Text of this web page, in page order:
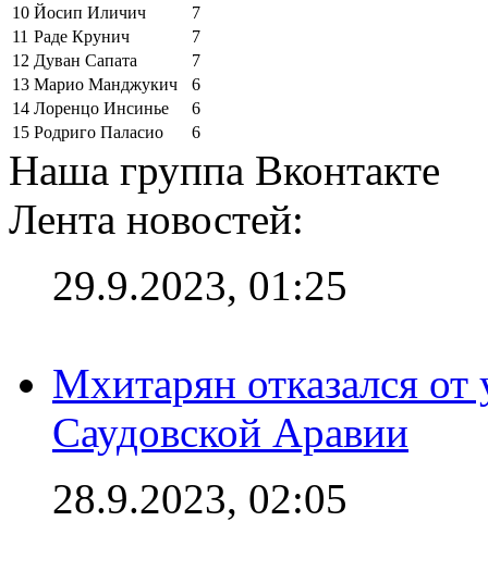
10 Йосип Иличич
7
11 Раде Крунич
7
12 Дуван Сапата
7
13 Марио Манджукич
6
14 Лоренцо Инсинье
6
15 Родриго Паласио 6
Наша группа Вконтакте
Лента новостей:
29.9.2023, 01:25
Мхитарян отказался от
Саудовской Аравии
28.9.2023, 02:05